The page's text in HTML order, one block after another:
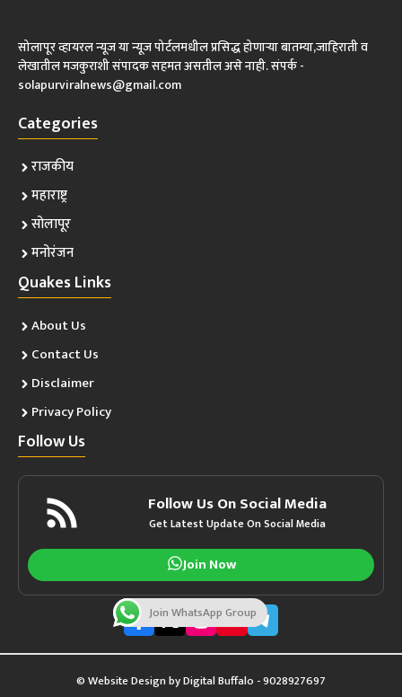
सोलापूर व्हायरल न्यूज या न्यूज पोर्टलमधील प्रसिद्ध होणाऱ्या बातम्या,जाहिराती व
लेखातील मजकुराशी संपादक सहमत असतील असे नाही. संपर्क -
solapurviralnews@gmail.com
Categories
राजकीय
महाराष्ट्र
सोलापूर
मनोरंजन
Quakes Links
About Us
Contact Us
Disclaimer
Privacy Policy
Follow Us
Follow Us On Social Media
Get Latest Update On Social Media
Join Now
© Website Design byDigital Buffalo - 9028927697
Join WhatsApp Group